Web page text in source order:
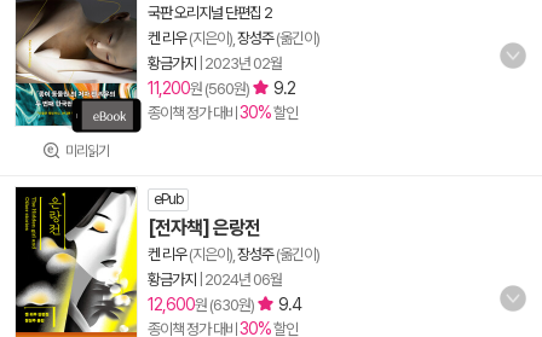
미리읽기
국판 오리지널 단편집 2
켄 리우(지은이), 장성주(옮긴이)
황금가지
2023년 02월
11,200원 (560원) 9.2
종이책 정가 대비 30%할인
ePub
[전자책] 은랑전
켄 리우(지은이), 장성주(옮긴이)
황금가지
2024년 06월
12,600원 (630원) 9.4
종이책 정가 대비 30%할인